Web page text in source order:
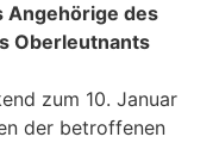
Angehörige des
Oberleutnants
zum 10. Januar
der betroffenen